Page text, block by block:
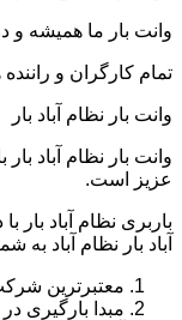
وانت بار ما همیشه و
تمام کارگران و
وانت بار نظام آباد بار
وانت بار نظام آباد
عزیز است.
باربری نظام آباد
آباد بار نظام آباد
معتبرترین
مبدا بارگیری